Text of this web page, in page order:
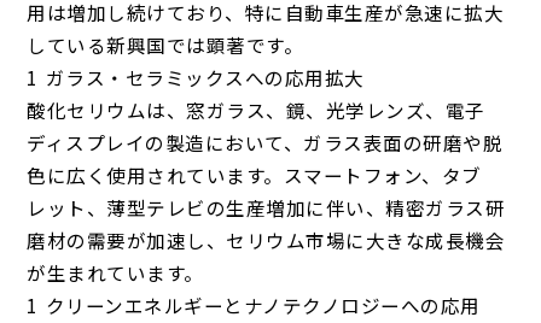
用は増加し続けており、特に自動車生産が急速に拡大
している新興国では顕著です。
ガラス・セラミックスへの応用拡大
酸化セリウムは、窓ガラス、鏡、光学レンズ、電子
ディスプレイの製造において、ガラス表面の研磨や脱
色に広く使用されています。スマートフォン、タブ
レット、薄型テレビの生産増加に伴い、精密ガラス研
磨材の需要が加速し、セリウム市場に大きな成長機会
が生まれています。
クリーンエネルギーとナノテクノロジーへの応用